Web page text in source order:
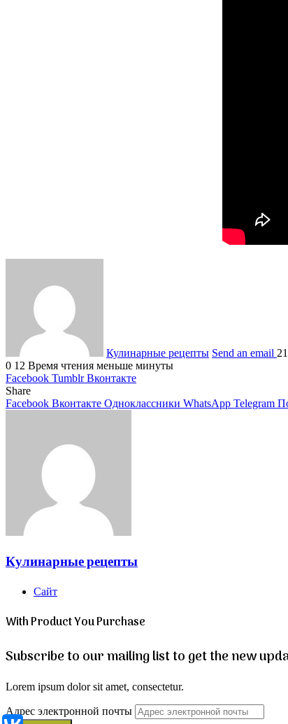
Кулинарные рецепты Send an email
0 12 Время чтения меньше минуты
Facebook Tumblr Вконтакте
Share
Facebook Вконтакте Одноклассники WhatsApp Telegram
Кулинарные рецепты
Сайт
With Product You Purchase
Subscribe to our mailing list to get the new
Lorem ipsum dolor sit amet, consectetur.
Адрес электронной почты